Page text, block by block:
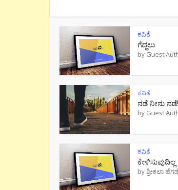
ಕವಿತೆ
ಗೆದ್ದಲು
by Guest
ಕವಿತೆ
ನಡೆ ನೀನು‌ ನಡೆ!
by Guest
ಕವಿತೆ
ಕೇಳಿಸುವುದಿಲ್ಲ
byಶ್ರೀಕಲಾ